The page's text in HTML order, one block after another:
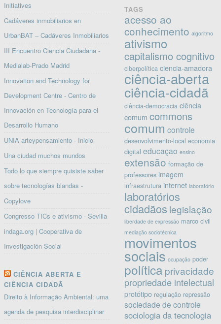
Initiatives
Cadáveres inmobiliarios en
UrbanBAT – Cadáveres Inmobiliarios
III Encuentro Ciencia Ciudadana -
Medialab-Prado Madrid
Innovation and Technology for
Development Centre - Centro de
Innovación en Tecnología para el
Desarrollo Humano
UNIA arteypensamiento - Inicio
Una ciudad muchos mundos
Todo lo que siempre quisiste saber
sobre tecnologías blandas -
Copylove
Congresso TICs e ativismo - Sevilla
indaga.org | Cooperativa de
Investigación Social
CIÊNCIA ABERTA E
CIÊNCIA CIDADÃ
Direito à Informação Ambiental: uma
agenda de pesquisa interdisciplinar
TAGS
acesso ao
conhecimento algoritmo
ativismo
capitalismo cognitivo
ciberpolítica ciencia-amadora
ciência-aberta
ciência-cidadã
ciência-democracia ciência
comum commons
comum controle
desenvolvimento-local economia
digital educaçao ensino
extensão formação de
professores imagem
infraestrutura internet laboratório
laboratórios
cidadãos legislação
liberdade de expressão marco civil
mediação sociotécnica
movimentos
sociais ocupação poder
política privacidade
propriedade intelectual
protótipo regulação repressão
sociedade de controle
sociologia da tecnologia